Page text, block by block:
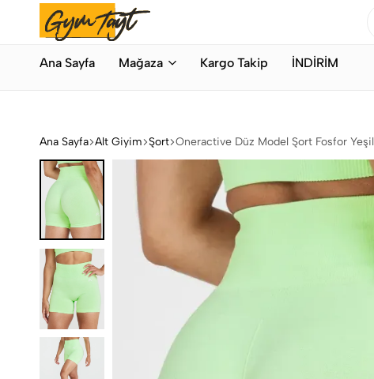
Bahar ModasıHemen Alışveriş Yap
Fazlası
Ana Sayfa Mağaza Kargo Takip İNDİRİM
Ana Sayfa Alt Giyim Şort Oneractive Düz Model Şort Fosfor Yeşil